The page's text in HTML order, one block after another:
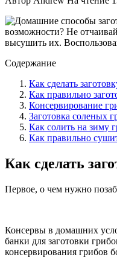
возможности? Не
высушить их.
Содержание
Как сделать
Как правильно
Консервирование
Заготовка соленых
Как солить на зиму
Как правильно
Как сделать
Первое, о чем нужно
Консервы в домашних
банки для заготовки
консервирования грибов